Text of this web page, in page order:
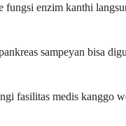
fungsi enzim kanthi
sampeyan bisa
fasilitas medis kanggo